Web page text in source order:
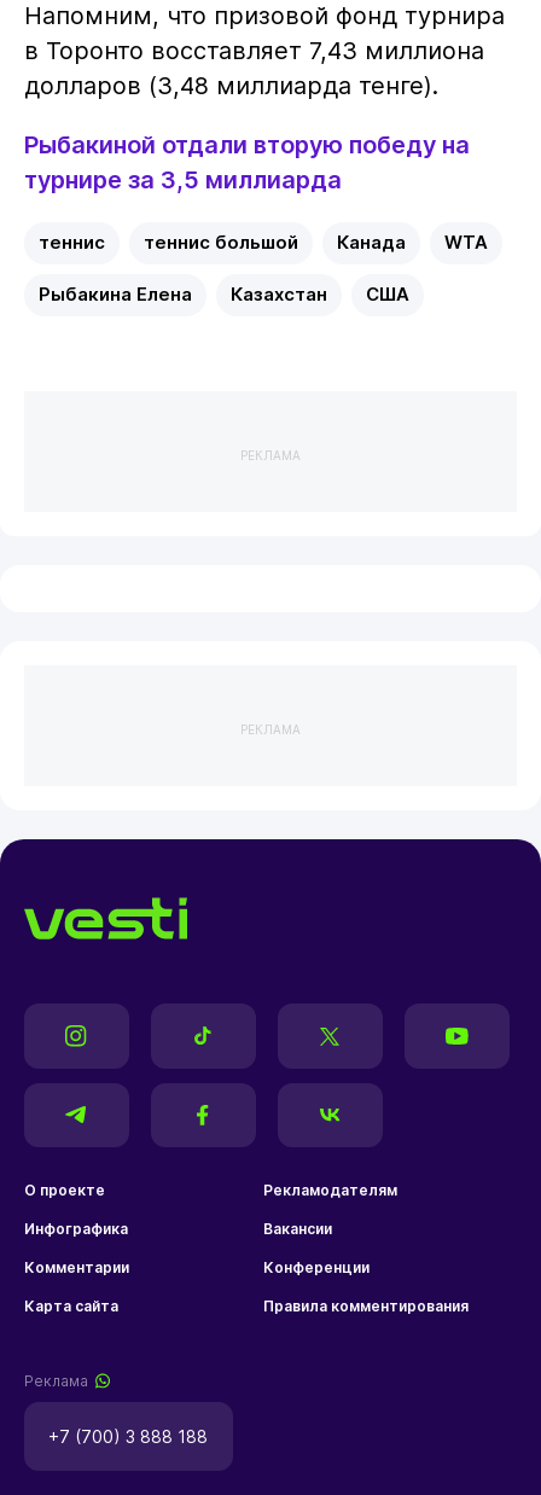
Напомним, что призовой фонд турнира
в Торонто восставляет 7,43 миллиона
долларов (3,48 миллиарда тенге).
Рыбакиной отдали вторую победу на
турнире за 3,5 миллиарда
теннис теннис большой Канада WTA
Рыбакина Елена Казахстан США
РЕКЛАМА
РЕКЛАМА
О проекте Рекламодателям
Инфографика Вакансии
Комментарии Конференции
Карта сайта Правила комментирования
Реклама
+7 (700) 3 888 188